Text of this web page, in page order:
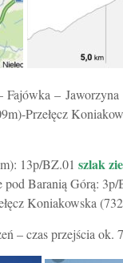
Fajówka –
Przełęcz
13p/BZ.01 szlak
pod Baranią Górą:
Koniakowska
– czas przejścia ok.